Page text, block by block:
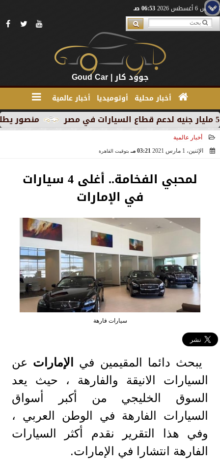
الخميس 6 أغسطس 2026 06:53 صـ
جوود كار | Goud Car
أخبار محلية أوتوميديا أخبار عالمية
منصور يطلق MG RX9 PHEV الجديدة كليًا في السوق المصري كأول سيارة Plug-in Hybrid من العلامة
أخبار عالمية
الإثنين، 1 مارس 2021
03:21 مـ بتوقيت القاهرة
لمحبي الفخامة.. أغلى 4 سيارات
في الإمارات
سيارات فارهة
يبحث دائما المقيمين في الإمارات عن
السيارات الانيقة والفارهة ، حيث يعد
السوق الخليجي من أكبر أسواق
السيارات الفارهة في الوطن العربي ،
وفي هذا التقرير نقدم أكثر السيارات
الفارهة انتشارا في الإمارات.